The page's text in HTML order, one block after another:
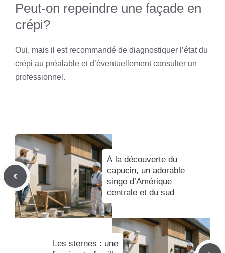
Peut-on repeindre une façade en
crépi?
Oui, mais il est recommandé de diagnostiquer l’état du
crépi au préalable et d’éventuellement consulter un
professionnel.
À la découverte du
capucin, un adorable
singe d’Amérique
centrale et du sud
Les sternes : une